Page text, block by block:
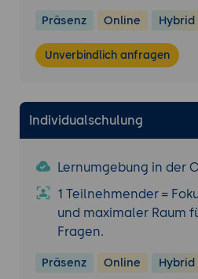
Präsenz Online Hybrid
Unverbindlich anfragen
Individualschulung
Lernumgebung in der
1 Teilnehmender =
und maximaler Raum
Fragen.
Präsenz Online Hybrid